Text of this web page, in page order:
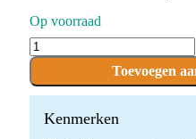
Op voorraad
D.830L.014.F.FG
x
Boren
quantity
Toevoegen
Kenmerken